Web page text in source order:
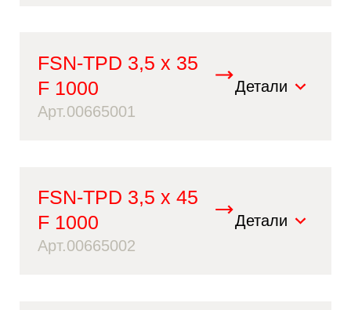
FSN-TPD 3,5 x 35
F 1000
Арт.00665001
Детали
FSN-TPD 3,5 x 45
F 1000
Арт.00665002
Детали